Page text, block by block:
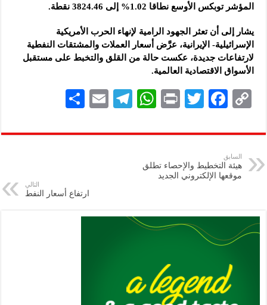
المؤشر توبكس الأوسع نطاقا 1.02% إلى 3824.46 نقطة.
يشار إلى أن تعثر الجهود الرامية لإنهاء الحرب الأمريكية
الإسرائيلية- الإيرانية، عرَّض أسعار العملات والمشتقات النفطية
لارتفاعات جديدة، عكست حالة من القلق والتخبط على مستقبل
الأسواق الاقتصادية العالمية.
C
p
y
Li
k
F
eb
k
T
tt
P
nt
W
at
p
Te
gr
E
ai
ar
السابق
هيئة التخطيط والإحصاء تطلق
موقعها الإلكتروني الجديد
التالي
ارتفاع أسعار النفط